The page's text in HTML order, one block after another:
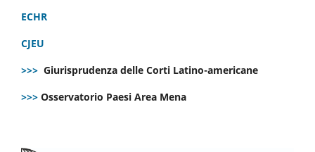
ECHR
CJEU
>>> Giurisprudenza delle Corti Latino-americane
>>> Osservatorio Paesi Area Mena